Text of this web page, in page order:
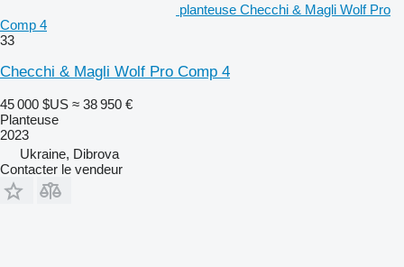
planteuse Checchi & Magli Wolf Pro
Comp 4
33
Checchi & Magli Wolf Pro Comp 4
45 000 $US ≈ 38 950 €
Planteuse
2023
Ukraine, Dibrova
Contacter le vendeur